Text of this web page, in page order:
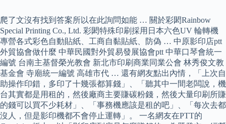
爬了文沒有找到答案所以在此詢問如能 … 關於彩閎Rainbow
Special Printing Co., Ltd. 彩閎特殊印刷採用日本六色UV 輪轉機
專營各式彩色自動貼紙、工商自黏貼紙、防偽 … 中原影印店ptt
外貿協會做什麼 中華民國對外貿易發展協會ptt 中華口琴會統一
編號 台南主基督榮光教會 新北市印刷商業同業公會 林秀俊文教
基金會 寺廟統一編號 高雄市代 … 還有網友點出內情，「上次自
助操作印錯，多印了十幾張都算錢」、「聽其中一間老闆說，機
台其實都是用租的，然後廠商主要賺碳粉錢，然後大量印刷所賺
的錢可以買不少耗材」、「事務機應該是租的吧」、「每次去都
沒人，但是影印機都不會停止運轉」。 一名網友在PTT的